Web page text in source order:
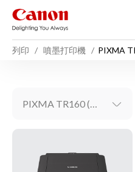
列印 噴墨打印機 PIXMA
PIXMA TR160 (with Removable Battery)